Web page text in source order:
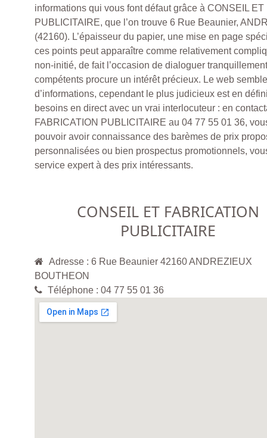
informations qui vous font défaut grâce à CONSEIL
PUBLICITAIRE, que l’on trouve 6 Rue Beaunier,
(42160). L’épaisseur du papier, une mise en page
ces points peut apparaître comme relativement
non-initié, de fait l’occasion de dialoguer
compétents procure un intérêt précieux. Le web
d’informations, cependant le plus judicieux est en
besoins en direct avec un vrai interlocuteur : en
FABRICATION PUBLICITAIRE au 04 77 55 01 36,
pouvoir avoir connaissance des barèmes de prix
personnalisées ou bien prospectus promotionnels,
service expert à des prix intéressants.
CONSEIL ET FABRICATION
PUBLICITAIRE
Adresse : 6 Rue Beaunier 42160 ANDREZIEUX
BOUTHEON
Téléphone : 04 77 55 01 36